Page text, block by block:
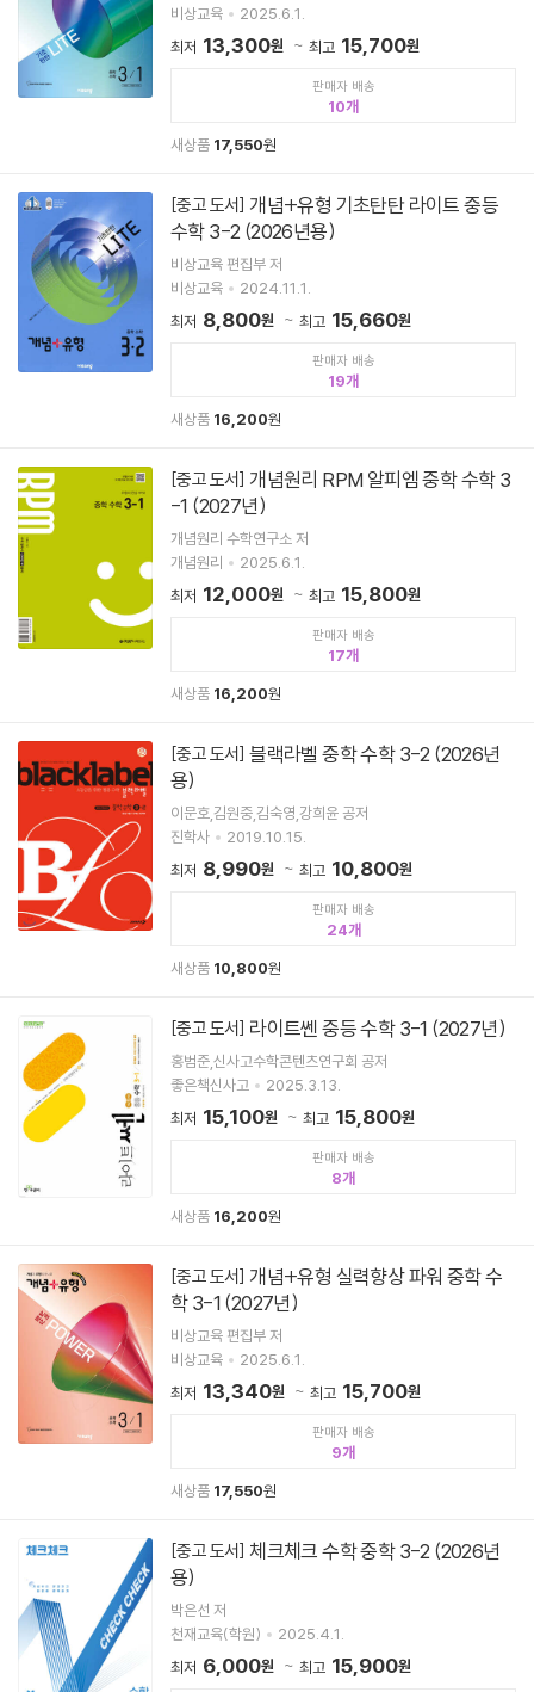
비상교육
2025.6.1.
최저 13,300원 최고 15,700원
판매자 배송
10
새상품 17,550원
[중고 도서]
수학 3-2 (2026년용)
비상교육 편집부 저
비상교육
2024.11.1.
최저 8,800원 최고 15,660원
판매자 배송
19
새상품 16,200원
[중고 도서]
-1 (2027년)
개념원리 수학연구소 저
개념원리
2025.6.1.
최저 12,000원 최고 15,800원
판매자 배송
17
새상품 16,200원
[중고 도서] 블랙라벨 중학 수학 3-2 (2026년
용)
이문호,김원중,김숙영,강희윤 공저
진학사
2019.10.15.
최저 8,990원 최고 10,800원
판매자 배송
24
새상품 10,800원
[중고 도서] 라이트쎈 중등 수학 3-1 (2027년)
홍범준,신사고수학콘텐츠연구회 공저
좋은책신사고
2025.3.13.
최저 15,100원 최고 15,800원
판매자 배송
8
새상품 16,200원
[중고 도서]
학 3-1 (2027년)
비상교육 편집부 저
비상교육
2025.6.1.
최저 13,340원 최고 15,700원
판매자 배송
9
새상품 17,550원
[중고 도서]
용)
박은선 저
천재교육(학원)
2025.4.1.
최저 6,000원 최고 15,900원